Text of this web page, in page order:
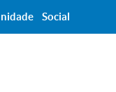
Social